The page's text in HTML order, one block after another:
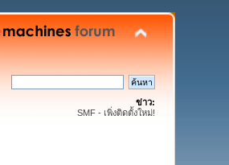
ข่าว:
SMF - เพิ่งติดตั้งใหม่!